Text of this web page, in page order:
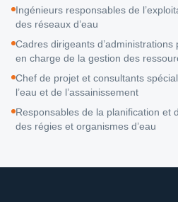
Ingénieurs responsables de
des réseaux d’eau
Cadres dirigeants
en charge de la gestion des
Chef de projet et consultants
l’eau et de l’assainissement
Responsables de la planification et
des régies et organismes d’eau